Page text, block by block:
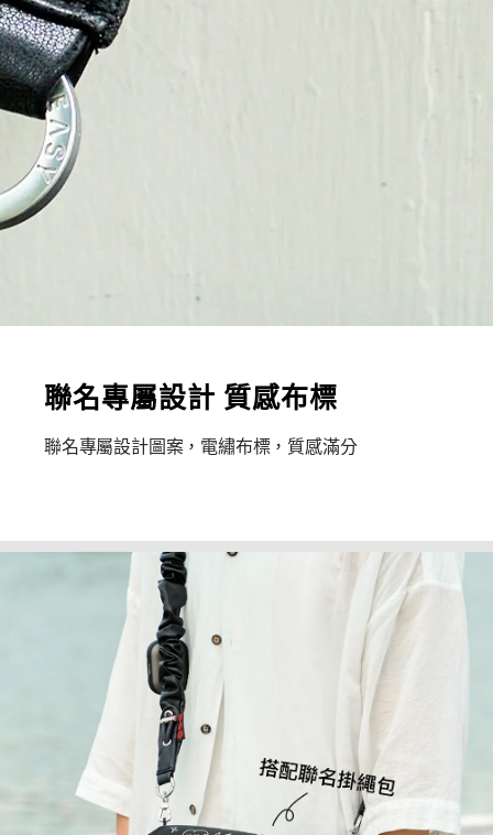
聯名專屬設計 質感布標
聯名專屬設計圖案，電繡布標，質感滿分